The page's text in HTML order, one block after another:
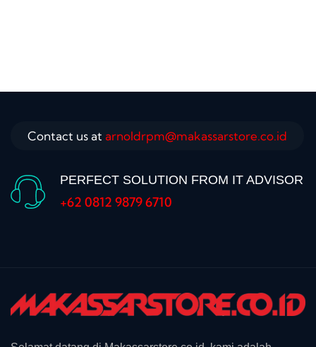
Contact us at arnoldrpm@makassarstore.co.id
PERFECT SOLUTION FROM IT ADVISOR
+62 0812 9879 6710